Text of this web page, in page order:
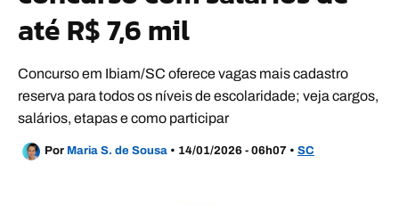
até R$ 7,6 mil
Concurso em Ibiam/SC oferece vagas mais cadastro
reserva para todos os níveis de escolaridade; veja cargos,
salários, etapas e como participar
Por Maria S. de Sousa • 14/01/2026 - 06h07 • SC